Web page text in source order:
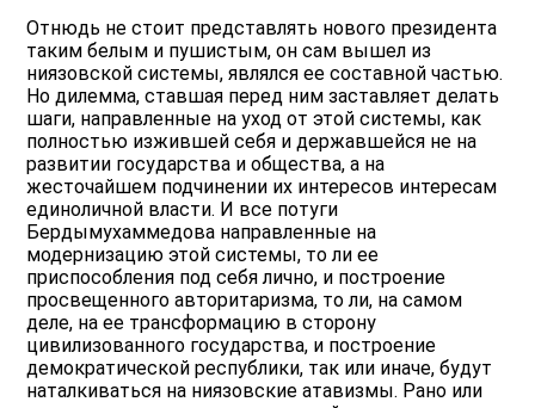
Отнюдь не стоит представлять нового президента
таким белым и пушистым, он сам вышел из
ниязовской системы, являлся ее составной частью.
Но дилемма, ставшая перед ним заставляет делать
шаги, направленные на уход от этой системы, как
полностью изжившей себя и державшейся не на
развитии государства и общества, а на
жесточайшем подчинении их интересов интересам
единоличной власти. И все потуги
Бердымухаммедова направленные на
модернизацию этой системы, то ли ее
приспособления под себя лично, и построение
просвещенного авторитаризма, то ли, на самом
деле, на ее трансформацию в сторону
цивилизованного государства, и построение
демократической республики, так или иначе, будут
наталкиваться на ниязовские атавизмы. Рано или